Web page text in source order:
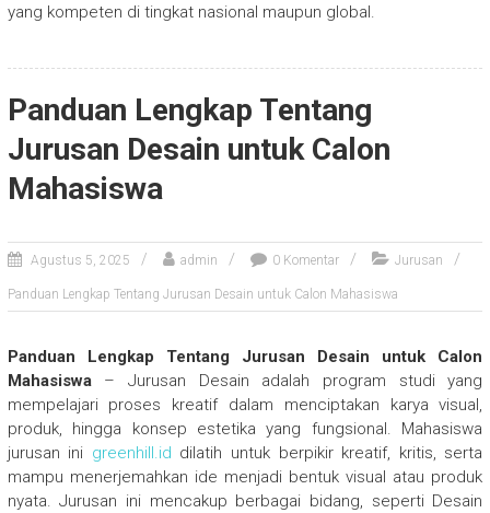
yang kompeten di tingkat nasional maupun global.
Panduan Lengkap Tentang
Jurusan Desain untuk Calon
Mahasiswa
Agustus 5, 2025 admin 0 Komentar Jurusan
Panduan Lengkap Tentang Jurusan Desain untuk Calon Mahasiswa
Panduan Lengkap Tentang Jurusan Desain untuk Calon
Mahasiswa– Jurusan Desain adalah program studi yang
mempelajari proses kreatif dalam menciptakan karya visual,
produk, hingga konsep estetika yang fungsional. Mahasiswa
jurusan ini greenhill.id dilatih untuk berpikir kreatif, kritis, serta
mampu menerjemahkan ide menjadi bentuk visual atau produk
nyata. Jurusan ini mencakup berbagai bidang, seperti Desain